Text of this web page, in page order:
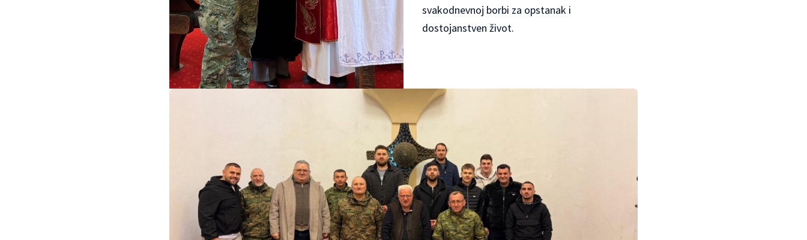
svakodnevnoj borbi za opstanak i
dostojanstven život.